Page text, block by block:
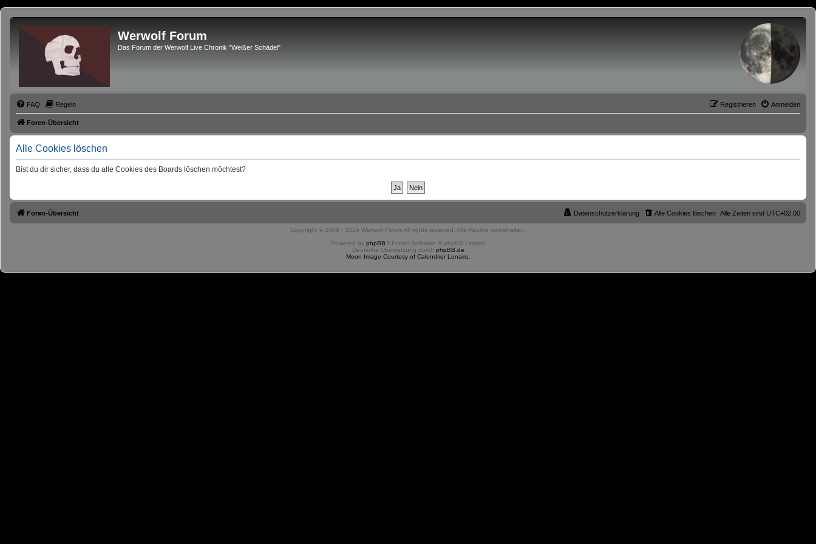
Werwolf Forum
Das Forum der Werwolf Live Chronik "Weißer Schädel"
FAQ Regeln Anmelden
Registrieren
Foren-Übersicht
Alle Cookies löschen
Bist du dir sicher, dass du alle Cookies des Boards löschen möchtest?
Foren-Übersicht Alle Zeiten sind UTC+02:00
Alle Cookies löschen
Datenschutzerklärung
Copyright © 2008 - 2026 Werwolf Forum All rights reserved. Alle Rechte vorbehalten.
Powered by phpBB ® Forum Software © phpBB Limited
Deutsche Übersetzung durch phpBB.de
Moon Image Courtesy of Calendrier Lunaire.